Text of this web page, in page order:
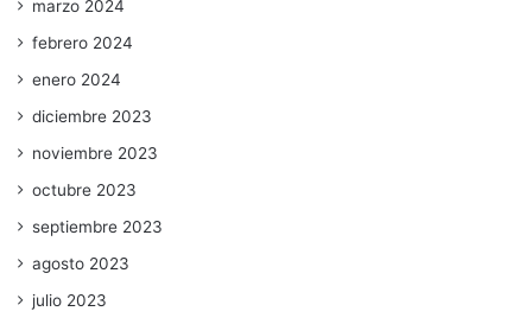
marzo 2024
febrero 2024
enero 2024
diciembre 2023
noviembre 2023
octubre 2023
septiembre 2023
agosto 2023
julio 2023